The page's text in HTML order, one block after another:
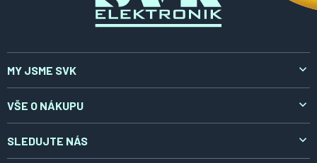
MY JSME SVK
O nás
Aktuality
Kontakty
VŠE O NÁKUPU
Doprava a platba
Reklamace a vrácení
SLEDUJTE NÁS